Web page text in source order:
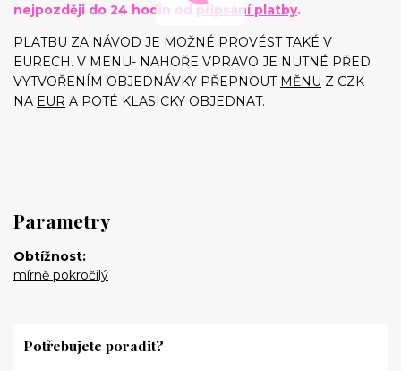
nejpozději do 24 hodin od připsání platby.
PLATBU ZA NÁVOD JE MOŽNÉ PROVÉST TAKÉ V
EURECH. V MENU- NAHOŘE VPRAVO JE NUTNÉ PŘED
VYTVOŘENÍM OBJEDNÁVKY PŘEPNOUT MĚNU Z CZK
NA EUR A POTÉ KLASICKY OBJEDNAT.
Parametry
Obtížnost
mírně pokročilý
Potřebujete poradit?